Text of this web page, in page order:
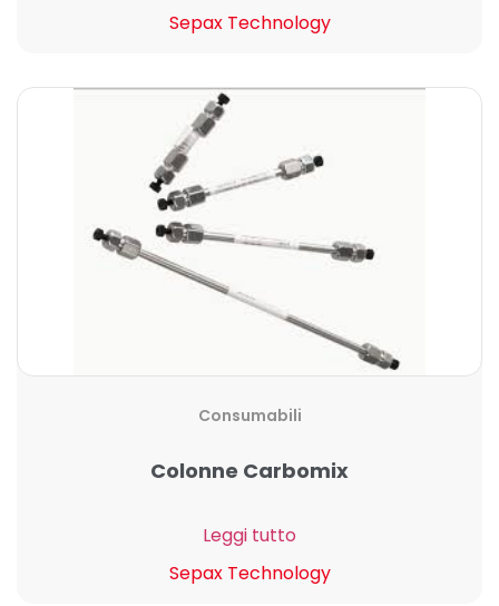
Sepax Technology
Consumabili
Colonne Carbomix
Leggi tutto
Sepax Technology